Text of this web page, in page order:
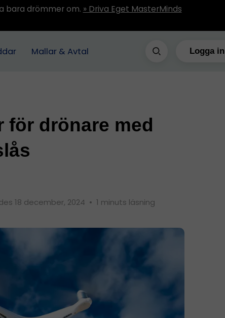
bara drömmer om. » Driva Eget MasterMinds
Mallar & Avtal Logga in
för drönare med
18 december, 2024 • 1 minuts läsning